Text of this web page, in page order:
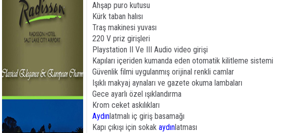
Ahşap puro kutusu
Kürk taban halısı
Traş makinesi yuvası
220 V priz girişleri
Playstation II Ve III Audio video girişi
Kapıları içeriden kumanda eden otomatik kilitleme sistemi
Güvenlik filmi uygulanmış orijinal renkli camlar
Işıklı makyaj aynaları ve gazete okuma lambaları
Gece ayarlı özel ışıklandırma
Krom ceket askılıkları
Aydınlatmalı iç giriş basamağı
Kapı çıkışı için sokak aydınlatması